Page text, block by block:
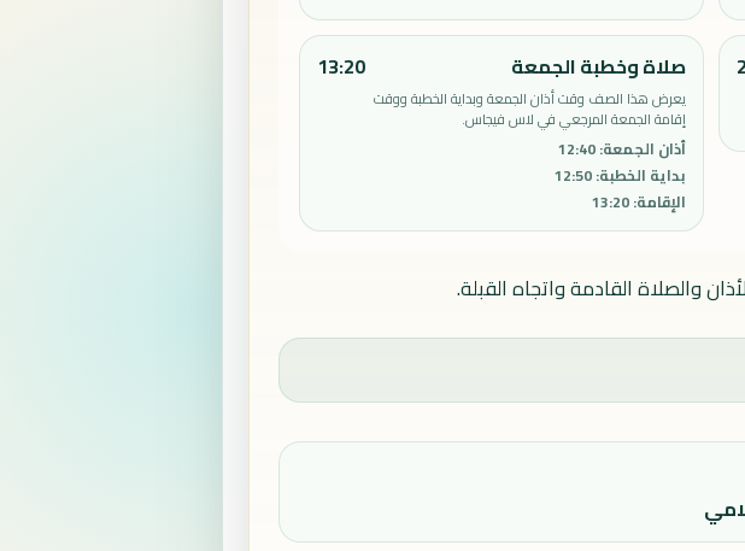
صلاة وخطبة الجمعة
يعرض هذا الصف وقت أذان الجمعة وبداية الخطبة ووقت
إقامة الجمعة المرجعي في لاس فيجاس.
أذان الجمعة:
12:40
بداية الخطبة:
12:50
الإقامة:
13:20
13:20
والصلاة القادمة واتجاه القبلة.